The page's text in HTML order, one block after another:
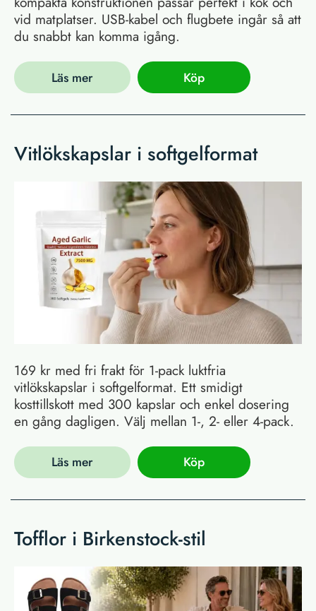
vid matplatser. USB-kabel och flugbete ingår så att
du snabbt kan komma igång.
Läs mer Köp
Vitlökskapslar i softgelformat
169 kr med fri frakt för 1-pack luktfria
vitlökskapslar i softgelformat. Ett smidigt
kosttillskott med 300 kapslar och enkel dosering
en gång dagligen. Välj mellan 1-, 2- eller 4-pack.
Läs mer Köp
Tofflor i Birkenstock-stil